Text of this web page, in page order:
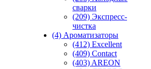
сварки
(209) Экспреcс-
чистка
(4) Ароматизаторы
(412) Excellent
(409) Contact
(403) AREON